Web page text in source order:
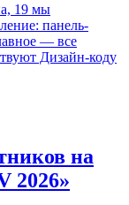
19 мы
панель-
— все
Дизайн-коду
на
2026»